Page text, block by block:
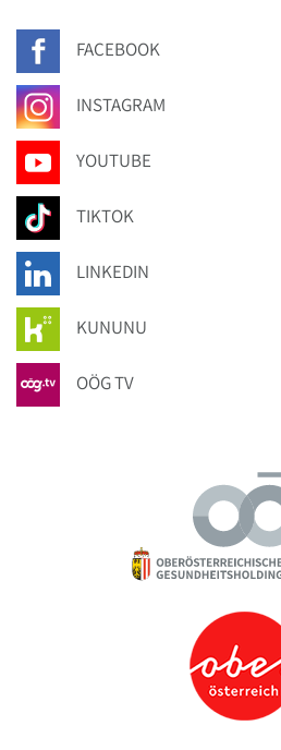
FACEBOOK
INSTAGRAM
YOUTUBE
TIKTOK
LINKEDIN
KUNUNU
OÖG TV